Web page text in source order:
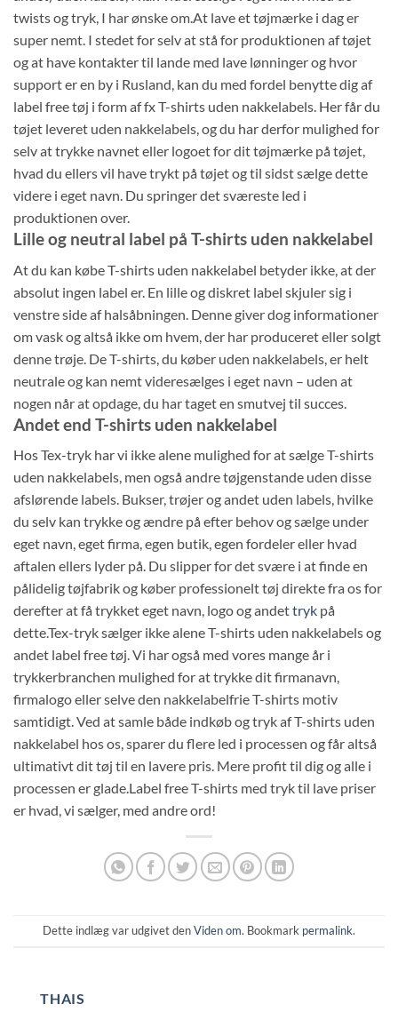
twists og tryk, I har ønske om.At lave et tøjmærke i dag er
super nemt. I stedet for selv at stå for produktionen af tøjet
og at have kontakter til lande med lave lønninger og hvor
support er en by i Rusland, kan du med fordel benytte dig af
label free tøj i form af fx T-shirts uden nakkelabels. Her får du
tøjet leveret uden nakkelabels, og du har derfor mulighed for
selv at trykke navnet eller logoet for dit tøjmærke på tøjet,
hvad du ellers vil have trykt på tøjet og til sidst sælge dette
videre i eget navn. Du springer det sværeste led i
produktionen over.
Lille og neutral label på T-shirts uden nakkelabel
At du kan købe T-shirts uden nakkelabel betyder ikke, at der
absolut ingen label er. En lille og diskret label skjuler sig i
venstre side af halsåbningen. Denne giver dog informationer
om vask og altså ikke om hvem, der har produceret eller solgt
denne trøje. De T-shirts, du køber uden nakkelabels, er helt
neutrale og kan nemt videresælges i eget navn – uden at
nogen når at opdage, du har taget en smutvej til succes.
Andet end T-shirts uden nakkelabel
Hos Tex-tryk har vi ikke alene mulighed for at sælge T-shirts
uden nakkelabels, men også andre tøjgenstande uden disse
afslørende labels. Bukser, trøjer og andet uden labels, hvilke
du selv kan trykke og ændre på efter behov og sælge under
eget navn, eget firma, egen butik, egen fordeler eller hvad
aftalen ellers lyder på. Du slipper for det svære i at finde en
pålidelig tøjfabrik og køber professionelt tøj direkte fra os for
derefter at få trykket eget navn, logo og andettryk på
dette.Tex-tryk sælger ikke alene T-shirts uden nakkelabels og
andet label free tøj. Vi har også med vores mange år i
trykkerbranchen mulighed for at trykke dit firmanavn,
firmalogo eller selve den nakkelabelfrie T-shirts motiv
samtidigt. Ved at samle både indkøb og tryk af T-shirts uden
nakkelabel hos os, sparer du flere led i processen og får altså
ultimativt dit tøj til en lavere pris. Mere profit til dig og alle i
processen er glade.Label free T-shirts med tryk til lave priser
er hvad, vi sælger, med andre ord!
Dette indlæg var udgivet denViden om. Bookmark permalink.
THAIS